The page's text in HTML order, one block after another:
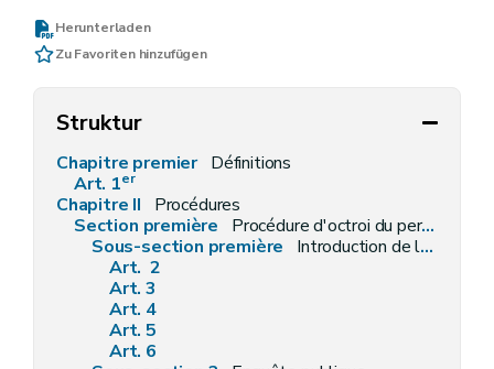
Herunterladen
Zu Favoriten hinzufügen
Struktur
Chapitre premier Définitions
Art. 1er
Chapitre II
Procédures
Section première
Procédure d'octroi du permis d'environnement
Sous-section première
Introduction de la demande
Art. 2
Art. 3
Art. 4
Art. 5
Art. 6